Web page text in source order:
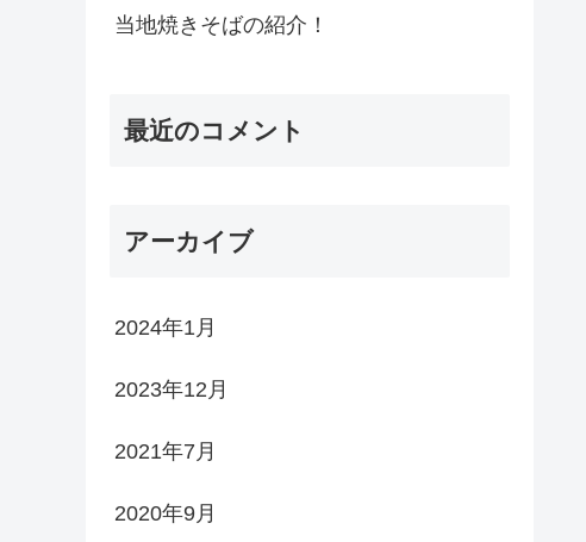
当地焼きそばの紹介！
最近のコメント
アーカイブ
2024年1月
2023年12月
2021年7月
2020年9月